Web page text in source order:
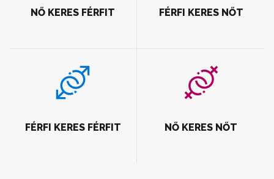
NŐ KERES FÉRFIT FÉRFI KERES NŐT
FÉRFI KERES FÉRFIT NŐ KERES NŐT